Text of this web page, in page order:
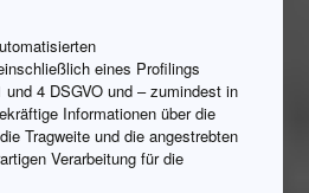
eines Profilings
4 DSGVO und – zumindest in
Informationen über die
Tragweite und die angestrebten
Verarbeitung für die